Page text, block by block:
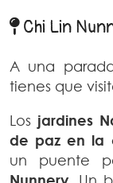
Chi Lin
A una
tienes que
Los jardines
de paz en la
un puente